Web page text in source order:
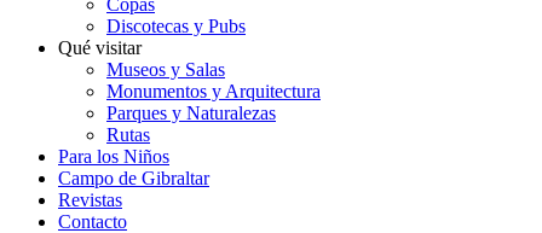
Copas
Discotecas y Pubs
Qué visitar
Museos y Salas
Monumentos y Arquitectura
Parques y Naturalezas
Rutas
Para los Niños
Campo de Gibraltar
Revistas
Contacto